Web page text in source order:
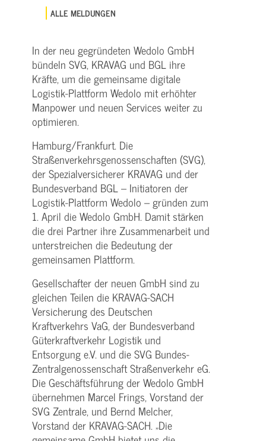
ALLE MELDUNGEN
In der neu gegründeten Wedolo GmbH
bündeln SVG, KRAVAG und BGL ihre
Kräfte, um die gemeinsame digitale
Logistik-Plattform Wedolo mit erhöhter
Manpower und neuen Services weiter zu
optimieren.
Hamburg/Frankfurt. Die
Straßenverkehrsgenossenschaften (SVG),
der Spezialversicherer KRAVAG und der
Bundesverband BGL – Initiatoren der
Logistik-Plattform Wedolo – gründen zum
1. April die Wedolo GmbH. Damit stärken
die drei Partner ihre Zusammenarbeit und
unterstreichen die Bedeutung der
gemeinsamen Plattform.
Gesellschafter der neuen GmbH sind zu
gleichen Teilen die KRAVAG-SACH
Versicherung des Deutschen
Kraftverkehrs VaG, der Bundesverband
Güterkraftverkehr Logistik und
Entsorgung e.V. und die SVG Bundes-
Zentralgenossenschaft Straßenverkehr eG.
Die Geschäftsführung der Wedolo GmbH
übernehmen Marcel Frings, Vorstand der
SVG Zentrale, und Bernd Melcher,
Vorstand der KRAVAG-SACH. „Die